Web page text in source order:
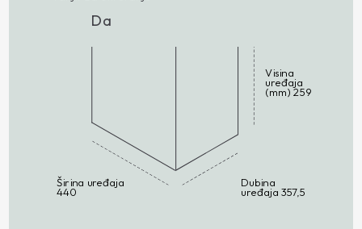
Da
Visina
uređaja
(mm) 259
Dubina
uređaja 357,5
Širina uređaja
440